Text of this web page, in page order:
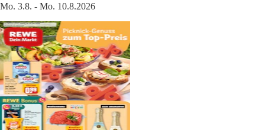
Mo. 3.8. - Mo. 10.8.2026